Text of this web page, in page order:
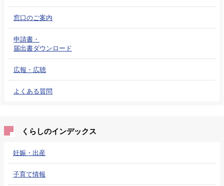
窓口のご案内
申請書・
届出書ダウンロード
広報・広聴
よくある質問
くらしのインデックス
妊娠・出産
子育て情報